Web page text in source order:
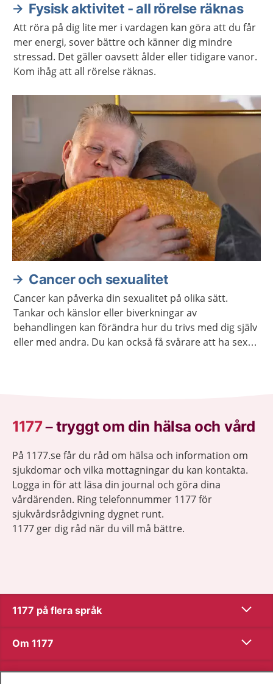
Fysisk aktivitet - all rörelse räknas
Att röra på dig lite mer i vardagen kan göra att du får
mer energi, sover bättre och känner dig mindre
stressad. Det gäller oavsett ålder eller tidigare vanor.
Kom ihåg att all rörelse räknas.
Cancer och sexualitet
Cancer kan påverka din sexualitet på olika sätt.
Tankar och känslor eller biverkningar av
behandlingen kan förändra hur du trivs med dig själv
eller med andra. Du kan också få svårare att ha sex
1177–tryggt om din hälsa och vård
På 1177.se får du råd om hälsa och information om
sjukdomar och vilka mottagningar du kan kontakta.
Logga in för att läsa din journal och göra dina
vårdärenden. Ring telefonnummer 1177 för
sjukvårdsrådgivning dygnet runt.
1177 ger dig råd när du vill må bättre.
1177 på flera språk Visa
Om 1177 Visa
Kontakt Visa